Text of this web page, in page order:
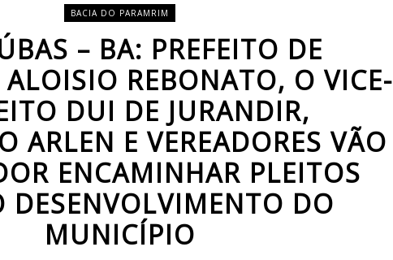
BACIA DO PARAMRIM
– BA: PREFEITO DE
REBONATO, O VICE-
DUI DE JURANDIR,
ARLEN E VEREADORES VÃO
ENCAMINHAR PLEITOS
DESENVOLVIMENTO DO
MUNICÍPIO